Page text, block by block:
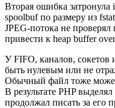
Вторая ошибка затронула
spoolbuf по размеру из
JPEG-потока не
привести к heap buffer
У FIFO, каналов, сокетов
быть нулевым или не
Обычный файл тоже
В результате PHP
продолжал писать за его